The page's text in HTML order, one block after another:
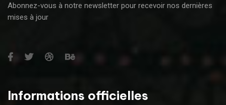
Abonnez-vous à notre newsletter pour recevoir nos dernières
mises à jour
Informations officielles